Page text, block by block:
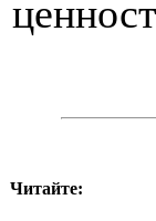
Читайте: